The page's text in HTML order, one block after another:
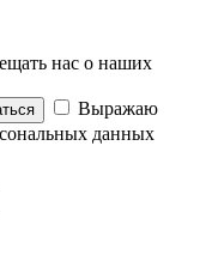
нас о наших
Выражаю
данных